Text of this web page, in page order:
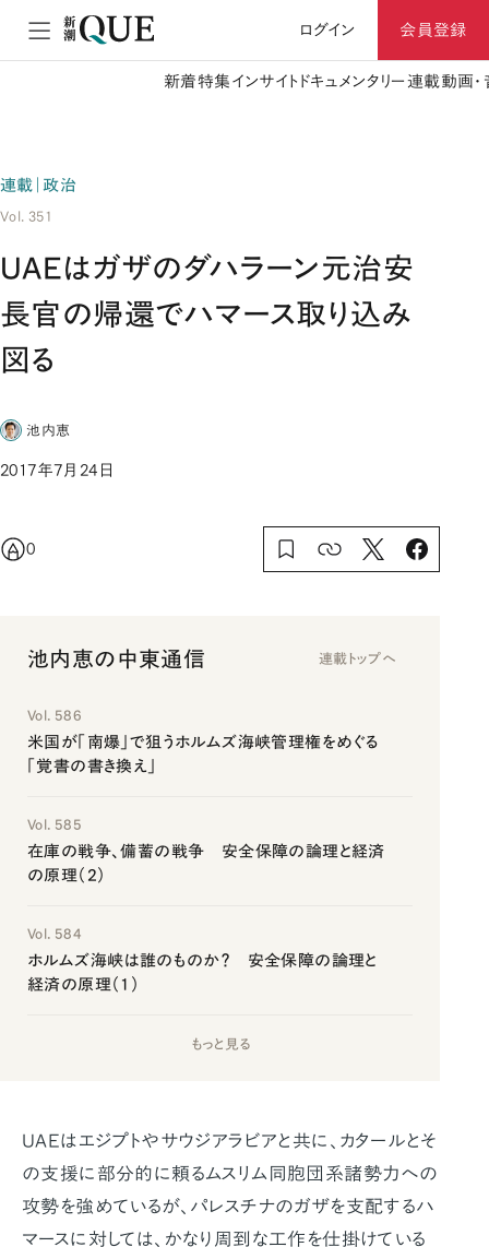
ログイン 会員登録
新着特集 インサイト ドキュメンタリー 連載動画
連載｜政治
Vol. 351
UAEはガザのダハラーン元治安
長官の帰還でハマース取り込み
図る
池内恵
2017年7月24日
0
池内恵の中東通信 連載トップへ
Vol. 586
米国が「南爆」で狙うホルムズ海峡管理権をめぐる
「覚書の書き換え」
Vol. 585
在庫の戦争、備蓄の戦争 安全保障の論理と経済
の原理（2）
Vol. 584
ホルムズ海峡は誰のものか？ 安全保障の論理と
経済の原理（1）
もっと見る
UAEはエジプトやサウジアラビアと共に、カタールとそ
の支援に部分的に頼るムスリム同胞団系諸勢力への
攻勢を強めているが、パレスチナのガザを支配するハ
マースに対しては、かなり周到な工作を仕掛けている